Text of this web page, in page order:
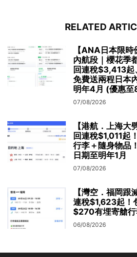
RELATED
【ANA日本限
內航段｜櫻花季
回連稅$3,413
免費送兩程日本
明年4月 (優惠至
07/08/2026
【港航．上海大
回連稅$1,011起
行李＋隨身物品
日期至明年1月
07/08/2026
【灣空．福岡跟
連稅$1,623起！
$270有埋寄艙行
06/08/2026